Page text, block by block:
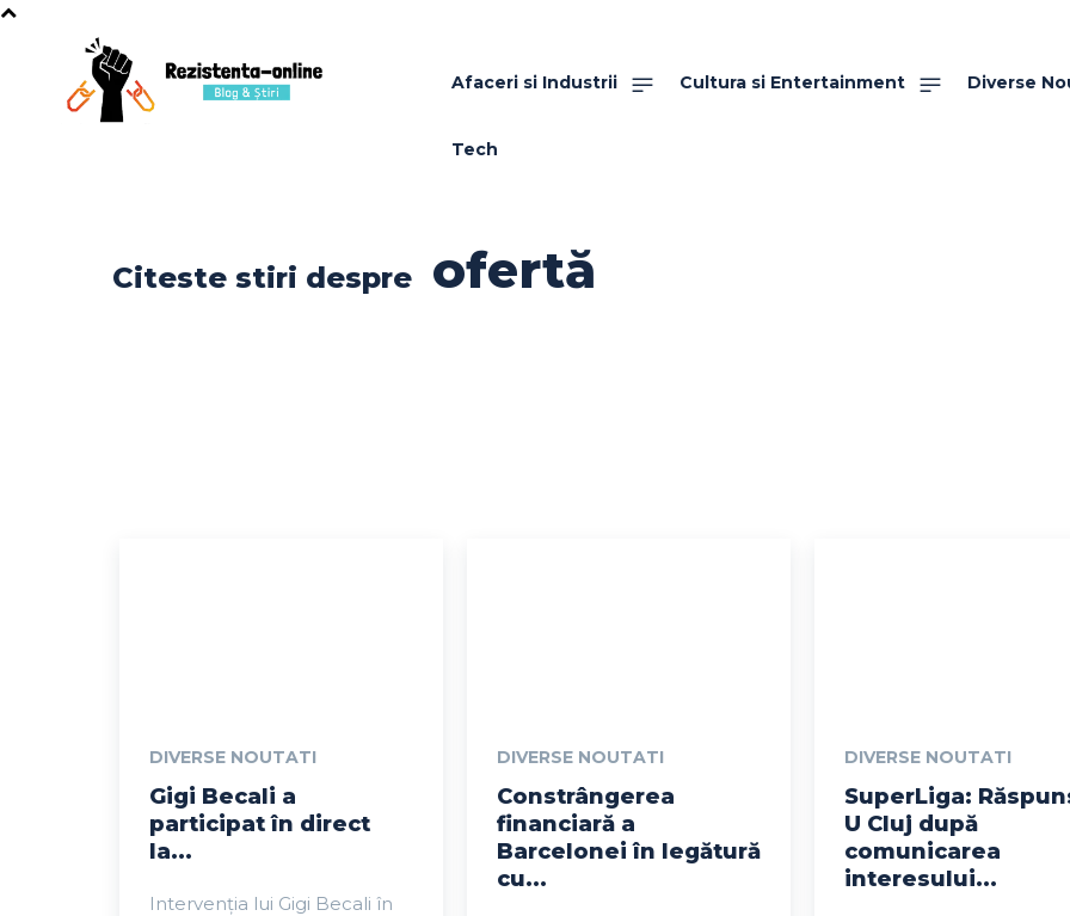
Afaceri si Industrii Cultura si Entertainment Diverse
Tech
Citeste stiri despre ofertă
DIVERSE NOUTATI
Gigi Becali a
participat în direct
la...
Intervenția lui Gigi Becali în
DIVERSE NOUTATI
Constrângerea
financiară a
Barcelonei în legătură
cu...
DIVERSE NOUTATI
SuperLiga:
U Cluj după
comunicarea
interesului...